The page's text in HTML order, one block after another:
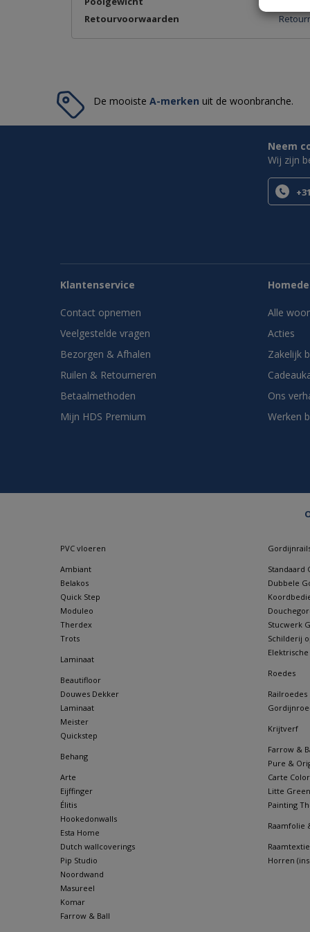
Retourvoorwaarden
De mooiste A-merken uit de woonbranche.
Neem
Wij zijn
Klantenservice
Contact opnemen
Veelgestelde vragen
Bezorgen & Afhalen
Ruilen & Retourneren
Betaalmethoden
Mijn HDS Premium
Alle
Acties
Zakelijk
Ons
Werken
PVC vloeren
Ambiant
Belakos
Quick Step
Moduleo
Therdex
Trots
Laminaat
Beautifloor
Douwes Dekker
Laminaat
Meister
Quickstep
Behang
Arte
Eijffinger
Élitis
Hookedonwalls
Esta Home
Dutch wallcoverings
Pip Studio
Noordwand
Masureel
Komar
Farrow & Ball
Standaard
Dubbele
Stucwerk
Schilderij
Roedes
Railroedes
Krijtverf
Farrow &
Pure &
Carte
Litte
Painting
Raamfolie
Horren